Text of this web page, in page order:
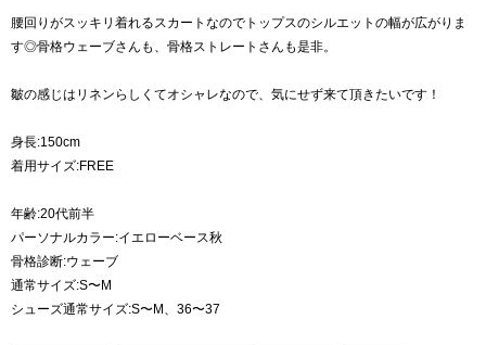
腰回りがスッキリ着れるスカートなのでトップスのシルエットの幅が広がりま
す◎骨格ウェーブさんも、骨格ストレートさんも是非。
皺の感じはリネンらしくてオシャレなので、気にせず来て頂きたいです！
身長:150cm
着用サイズ:FREE
年齢:20代前半
パーソナルカラー:イエローベース秋
骨格診断:ウェーブ
通常サイズ:S〜M
シューズ通常サイズ:S〜M、36〜37